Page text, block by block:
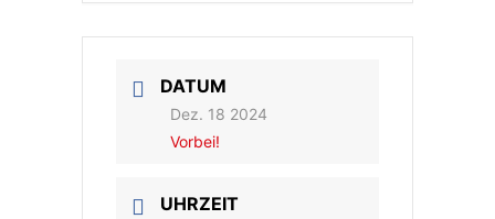
DATUM
Dez. 18 2024
Vorbei!
UHRZEIT